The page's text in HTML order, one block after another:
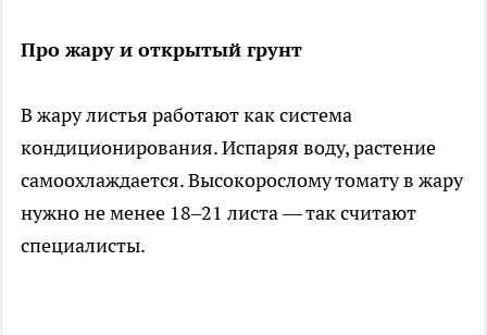
Про жару и открытый грунт
В жару листья работают как система
кондиционирования. Испаряя воду, растение
самоохлаждается. Высокорослому томату в жару
нужно не менее 18–21 листа — так считают
специалисты.